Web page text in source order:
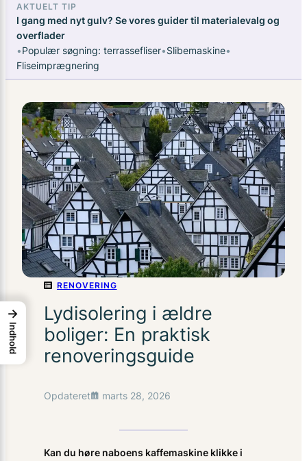
AKTUELT TIP
I gang med nyt gulv? Se vores guider til materialevalg og
overflader
•Populær søgning: terrassefliser•Slibemaskine•
Fliseimprægnering
RENOVERING
Lydisolering i ældre
boliger: En praktisk
renoveringsguide
Opdateret marts 28, 2026
Kan du høre naboens kaffemaskine klikke i
→
Indhold